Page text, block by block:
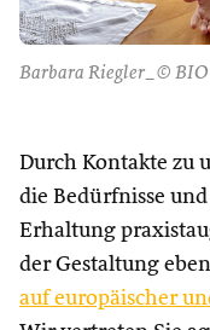
Barbara Riegler_©
Durch Kontakte zu
die Bedürfnisse
Erhaltung
der Gestaltung
auf europäischer